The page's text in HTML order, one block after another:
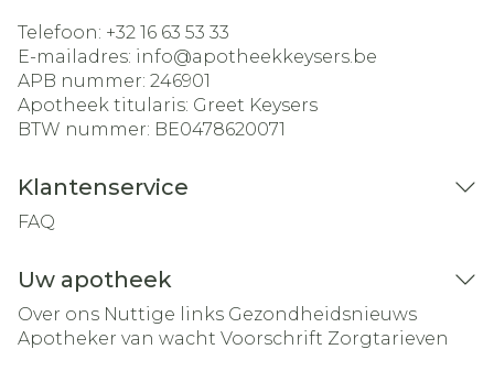
Telefoon: +32 16 63 53 33
E-mailadres: info@apotheekkeysers.be
APB nummer: 246901
Apotheek titularis: Greet Keysers
BTW nummer: BE0478620071
Klantenservice
FAQ
Uw apotheek
Over ons Nuttige links Gezondheidsnieuws
Apotheker van wacht Voorschrift Zorgtarieven